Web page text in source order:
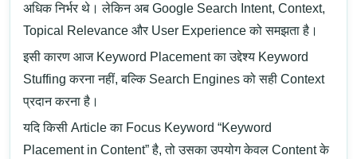
अधिक निर्भर थे। लेकिन अब Google Search Intent, Context,
Topical Relevance और User Experience को समझता है।
इसी कारण आज Keyword Placement का उद्देश्य Keyword
Stuffing करना नहीं, बल्कि Search Engines को सही Context
प्रदान करना है।
यदि किसी Article का Focus Keyword “Keyword
Placement in Content” है, तो उसका उपयोग केवल Content के